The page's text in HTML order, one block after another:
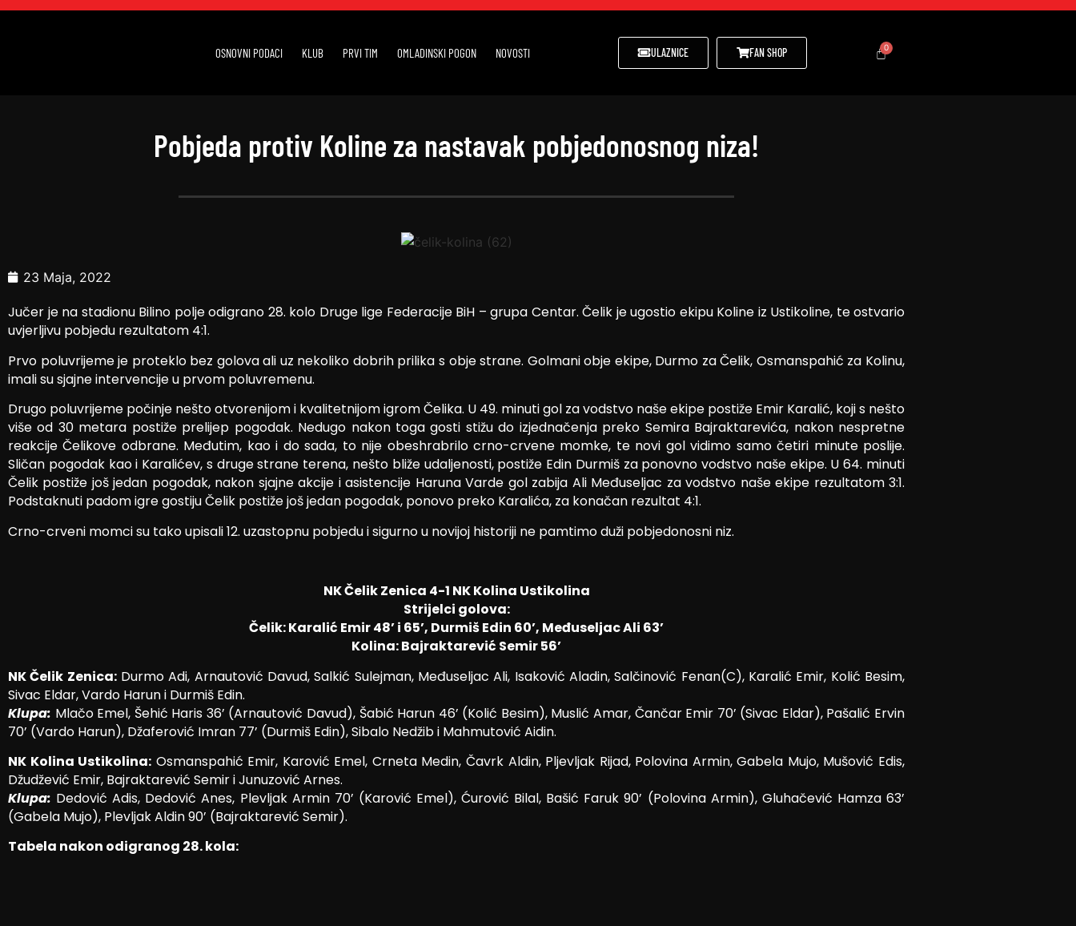
OSNOVNI PODACI KLUB PRVI TIM OMLADINSKI POGON NOVOSTI ULAZNICE FAN SHOP
Pobjeda protiv Koline za nastavak pobjedonosnog niza!
23 Maja, 2022
Jučer je na stadionu Bilino polje odigrano 28. kolo Druge lige Federacije BiH – grupa Centar. Čelik je ugostio ekipu Koline iz Ustikoline, te ostvario
uvjerljivu pobjedu rezultatom 4:1.
Prvo poluvrijeme je proteklo bez golova ali uz nekoliko dobrih prilika s obje strane. Golmani obje ekipe, Durmo za Čelik, Osmanspahić za Kolinu,
imali su sjajne intervencije u prvom poluvremenu.
Drugo poluvrijeme počinje nešto otvorenijom i kvalitetnijom igrom Čelika. U 49. minuti gol za vodstvo naše ekipe postiže Emir Karalić, koji s nešto
više od 30 metara postiže prelijep pogodak. Nedugo nakon toga gosti stižu do izjednačenja preko Semira Bajraktarevića, nakon nespretne
reakcije Čelikove odbrane. Međutim, kao i do sada, to nije obeshrabrilo crno-crvene momke, te novi gol vidimo samo četiri minute poslije.
Sličan pogodak kao i Karalićev, s druge strane terena, nešto bliže udaljenosti, postiže Edin Durmiš za ponovno vodstvo naše ekipe. U 64. minuti
Čelik postiže još jedan pogodak, nakon sjajne akcije i asistencije Haruna Varde gol zabija Ali Međuseljac za vodstvo naše ekipe rezultatom 3:1.
Podstaknuti padom igre gostiju Čelik postiže još jedan pogodak, ponovo preko Karalića, za konačan rezultat 4:1.
Crno-crveni momci su tako upisali 12. uzastopnu pobjedu i sigurno u novijoj historiji ne pamtimo duži pobjedonosni niz.
NK Čelik Zenica 4-1 NK Kolina Ustikolina
Strijelci golova:
Čelik: Karalić Emir 48’ i 65’, Durmiš Edin 60’, Međuseljac Ali 63’
Kolina: Bajraktarević Semir 56’
NK Čelik Zenica:Durmo Adi, Arnautović Davud, Salkić Sulejman, Međuseljac Ali, Isaković Aladin, Salčinović Fenan(C), Karalić Emir, Kolić Besim,
Sivac Eldar, Vardo Harun i Durmiš Edin.
Klupa: Mlačo Emel, Šehić Haris 36’ (Arnautović Davud), Šabić Harun 46’ (Kolić Besim), Muslić Amar, Čančar Emir 70’ (Sivac Eldar), Pašalić Ervin
70’ (Vardo Harun), Džaferović Imran 77’ (Durmiš Edin), Sibalo Nedžib i Mahmutović Aidin.
NK Kolina Ustikolina: Osmanspahić Emir, Karović Emel, Crneta Medin, Čavrk Aldin, Pljevljak Rijad, Polovina Armin, Gabela Mujo, Mušović Edis,
Džudžević Emir, Bajraktarević Semir i Junuzović Arnes.
Klupa: Dedović Adis, Dedović Anes, Plevljak Armin 70’ (Karović Emel), Ćurović Bilal, Bašić Faruk 90’ (Polovina Armin), Gluhačević Hamza 63’
(Gabela Mujo), Plevljak Aldin 90’ (Bajraktarević Semir).
Tabela nakon odigranog 28. kola: